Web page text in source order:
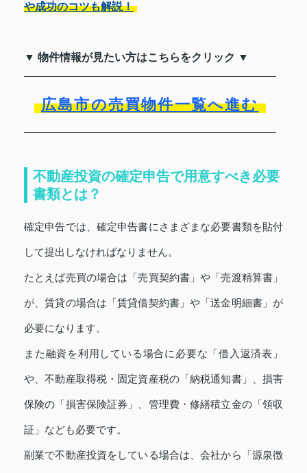
や成功のコツも解説！
▼ 物件情報が見たい方はこちらをクリック ▼
広島市の売買物件一覧へ進む
不動産投資の確定申告で用意すべき必要
書類とは？
確定申告では、確定申告書にさまざまな必要書類を貼付
して提出しなければなりません。
たとえば売買の場合は「売買契約書」や「売渡精算書」
が、賃貸の場合は「賃貸借契約書」や「送金明細書」が
必要になります。
また融資を利用している場合に必要な「借入返済表」
や、不動産取得税・固定資産税の「納税通知書」、損害
保険の「損害保険証券」、管理費・修繕積立金の「領収
証」なども必要です。
副業で不動産投資をしている場合は、会社から「源泉徴